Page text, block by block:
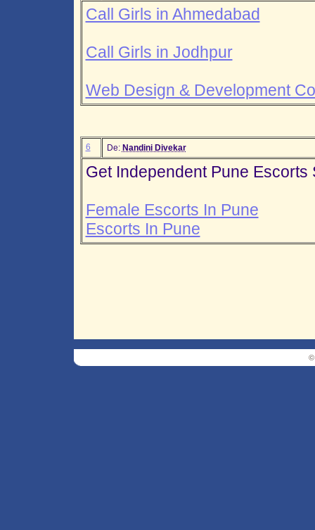
Call Girls in Ahmedabad
Call Girls in Jodhpur
Web Design & Development
6 De: Nandini Divekar
Get Independent Pune Escorts
Female Escorts In Pune
Escorts In Pune
©